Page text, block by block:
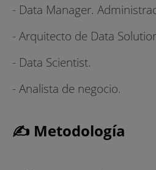
Learning o Metodologías
Proyectos que te permitirán
especialización.
- Uso de las nuevas
con el Big Data y
utilizadas en el mercado
- Practicarás con bases de
realización de casos
- Data Manager.
- Arquitecto de Data
- Data Scientist.
- Analista de negocio.
✍ Metodología